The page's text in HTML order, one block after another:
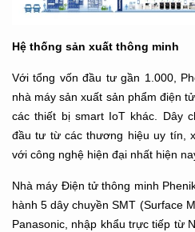
Hệ thống sản xuất thông minh
Với tổng vốn đầu tư gần 1.000,
nhà máy sản xuất sản phẩm điện
các thiết bị smart IoT khác. Dây
đầu tư từ các thương hiệu uy tín,
với công nghệ hiện đại nhất hiện
Nhà máy Điện tử thông minh
hành 5 dây chuyền SMT (Surface
Panasonic, nhập khẩu trực tiếp từ